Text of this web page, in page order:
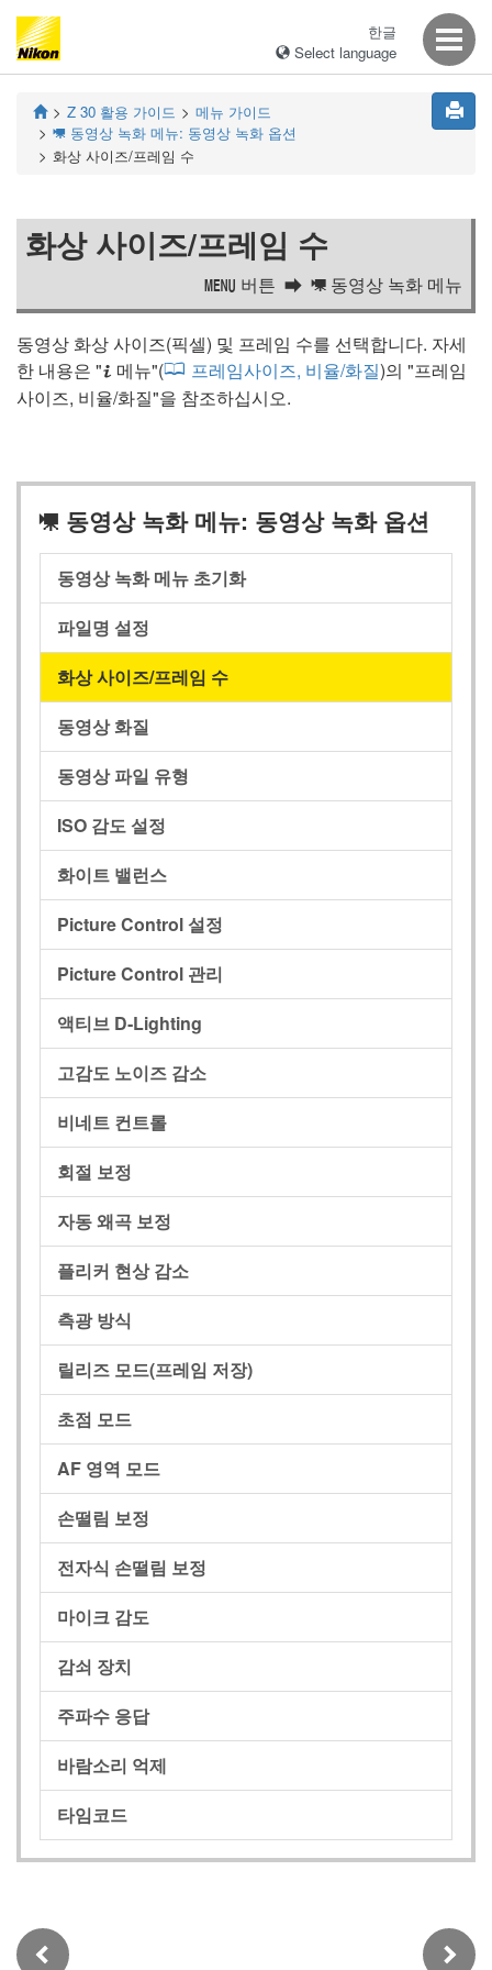
한글
Select language
Z 30 활용 가이드 메뉴 가이드
1 동영상 녹화 메뉴: 동영상 녹화 옵션
화상 사이즈/프레임 수
화상 사이즈/프레임 수
G 버튼 1 동영상 녹화 메뉴
동영상 화상 사이즈(픽셀) 및 프레임 수를 선택합니다. 자세
한 내용은 "i 메뉴"( 프레임사이즈, 비율/화질)의 "프레임
사이즈, 비율/화질"을 참조하십시오.
1 동영상 녹화 메뉴: 동영상 녹화 옵션
동영상 녹화 메뉴 초기화
파일명 설정
화상 사이즈/프레임 수
동영상 화질
동영상 파일 유형
ISO 감도 설정
화이트 밸런스
Picture Control 설정
Picture Control 관리
액티브 D‑Lighting
고감도 노이즈 감소
비네트 컨트롤
회절 보정
자동 왜곡 보정
플리커 현상 감소
측광 방식
릴리즈 모드(프레임 저장)
초점 모드
AF 영역 모드
손떨림 보정
전자식 손떨림 보정
마이크 감도
감쇠 장치
주파수 응답
바람소리 억제
타임코드